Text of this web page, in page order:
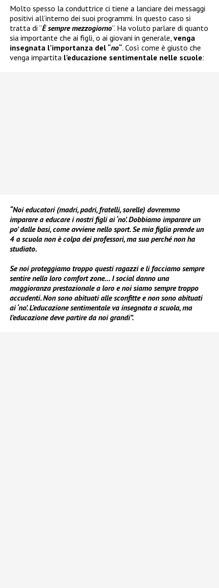
Molto spesso la conduttrice ci tiene a lanciare dei messaggi
positivi all’interno dei suoi programmi. In questo caso si
tratta di “È sempre mezzogiorno“. Ha voluto parlare di quanto
sia importante che ai figli, o ai giovani in generale, venga
insegnata l’importanza del “no“. Così come è giusto che
venga impartita l’educazione sentimentale nelle scuole:
“Noi educatori (madri, padri, fratelli, sorelle) dovremmo
imparare a educare i nostri figli ai ‘no’. Dobbiamo imparare un
po’ dalle basi, come avviene nello sport. Se mia figlia prende un
4 a scuola non è colpa dei professori, ma sua perché non ha
studiato.
Se noi proteggiamo troppo questi ragazzi e li facciamo sempre
sentire nella loro comfort zone… I social danno una
maggioranza prestazionale a loro e noi siamo sempre troppo
accudenti. Non sono abituati alle sconfitte e non sono abituati
ai ‘no’. L’educazione sentimentale va insegnata a scuola, ma
l’educazione deve partire da noi grandi”.